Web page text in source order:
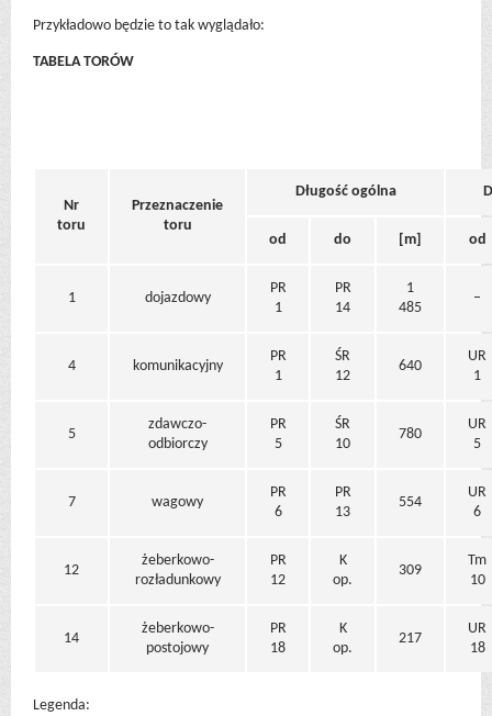
Przykładowo będzie to tak wyglądało:
TABELA TORÓW
Nr
toru
Przeznaczenie
toru
Długość ogólna
od do [m] od
1 dojazdowy
PR
1
PR
14
1
485
–
4 komunikacyjny
PR
1
ŚR
12
640
UR
1
5
zdawczo-
odbiorczy
PR
5
ŚR
10
780
UR
5
7 wagowy
PR
6
PR
13
554
UR
6
12
żeberkowo-
rozładunkowy
PR
12
K
op.
309
Tm
10
14
żeberkowo-
postojowy
PR
18
K
op.
217
UR
18
Legenda: